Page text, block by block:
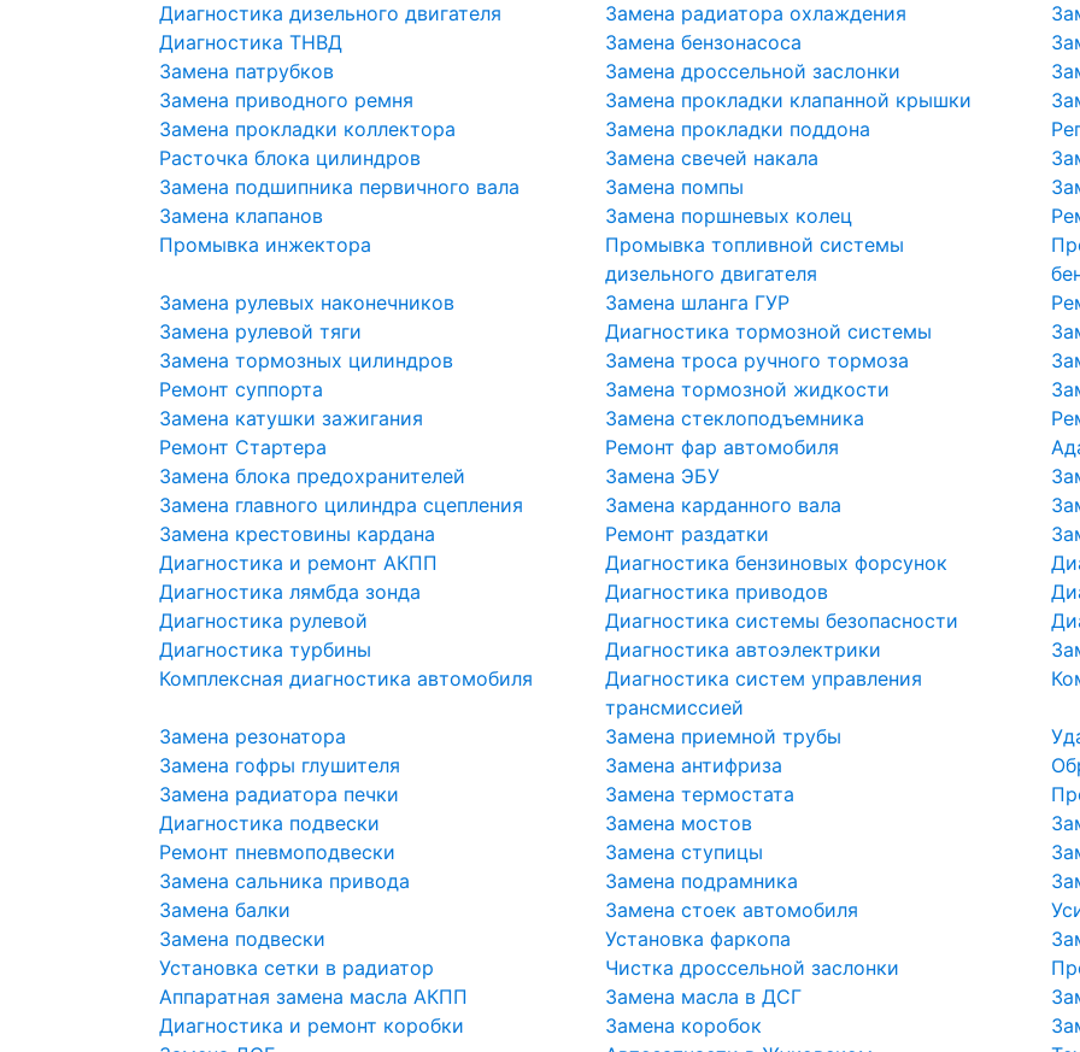
Диагностика дизельного двигателя
Замена радиатора охлаждения
Диагностика ТНВД
Замена бензонасоса
Замена патрубков
Замена дроссельной заслонки
Замена приводного ремня
Замена прокладки клапанной крышки
Замена прокладки коллектора
Замена прокладки поддона
Расточка блока цилиндров
Замена свечей накала
Замена подшипника первичного вала
Замена помпы
Замена клапанов
Замена поршневых колец
Промывка инжектора
Промывка топливной системы
дизельного двигателя
Замена рулевых наконечников
Замена шланга ГУР
Замена рулевой тяги
Диагностика тормозной системы
Замена тормозных цилиндров
Замена троса ручного тормоза
Ремонт суппорта
Замена тормозной жидкости
Замена катушки зажигания
Замена стеклоподъемника
Ремонт Стартера
Ремонт фар автомобиля
Замена блока предохранителей
Замена ЭБУ
Замена главного цилиндра сцепления
Замена карданного вала
Замена крестовины кардана
Ремонт раздатки
Диагностика и ремонт АКПП
Диагностика бензиновых форсунок
Диагностика лямбда зонда
Диагностика приводов
Диагностика рулевой
Диагностика системы безопасности
Диагностика турбины
Диагностика автоэлектрики
Комплексная диагностика автомобиля
Диагностика систем управления
трансмиссией
Замена резонатора Замена приемной трубы
Замена гофры глушителя
Замена антифриза
Замена радиатора печки
Замена термостата
Диагностика подвески
Замена мостов
Ремонт пневмоподвески
Замена ступицы
Замена сальника привода
Замена подрамника
Замена балки
Замена стоек автомобиля
Замена подвески
Установка фаркопа
Установка сетки в радиатор
Чистка дроссельной заслонки
Аппаратная замена масла АКПП
Замена масла в ДСГ
Диагностика и ремонт коробки
Замена коробок